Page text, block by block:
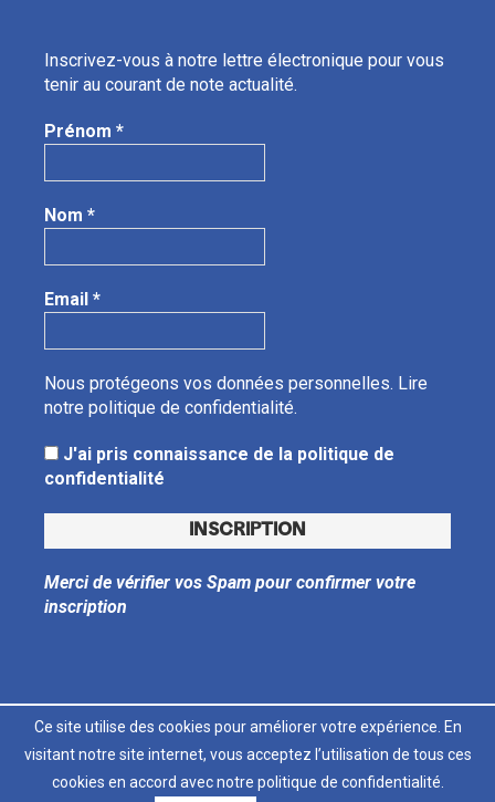
Inscrivez-vous à notre lettre électronique pour vous
tenir au courant de note actualité.
Prénom *
Nom *
Email *
Nous protégeons vos données personnelles. Lire
notre politique de confidentialité.
J'ai pris connaissance de la politique de
confidentialité
Merci de vérifier vos Spam pour confirmer votre
inscription
Ce site utilise des cookies pour améliorer votre expérience. En
visitant notre site internet, vous acceptez l’utilisation de tous ces
cookies en accord avec notre politique de confidentialité.
LT FR